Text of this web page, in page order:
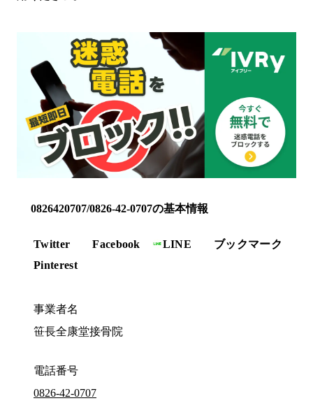
0826420707/0826-42-0707の基本情報
Twitter Facebook LINE
ブックマーク
Pinterest
事業者名
笹長全康堂接骨院
電話番号
0826-42-0707